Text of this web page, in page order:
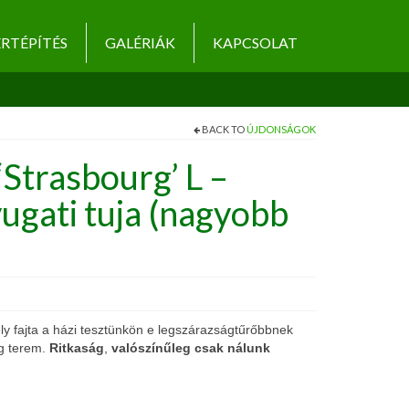
GALÉRIÁK KAPCSOLAT
BACK TOÚJDONSÁGOK
L –
tuja (nagyobb
fajta a házi tesztünkön e legszárazságtűrőbbnek
terem. Ritkaság valószínűleg csak nálunk